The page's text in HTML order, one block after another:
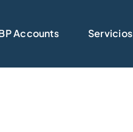
Accounts Servicios